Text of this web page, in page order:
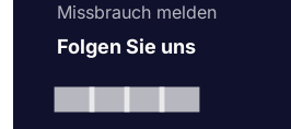
Missbrauch melden
Folgen Sie uns